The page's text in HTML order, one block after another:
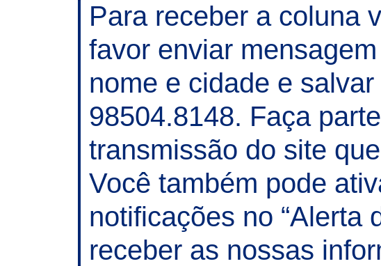
Para receber a coluna
favor enviar
nome e cidade e
98504.8148. Faça
transmissão do site
Você também pode
notificações no “Alerta
receber as nossas